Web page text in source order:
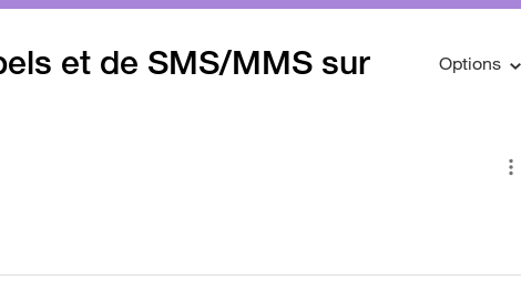
et de SMS/MMS sur
Options